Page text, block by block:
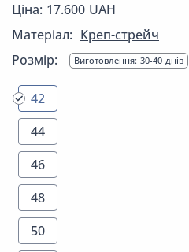
Ціна: 17.600 UAH
Матеріал: Креп-стрейч
Розмір:
Виготовлення: 30-40 днів
42
44
46
48
50